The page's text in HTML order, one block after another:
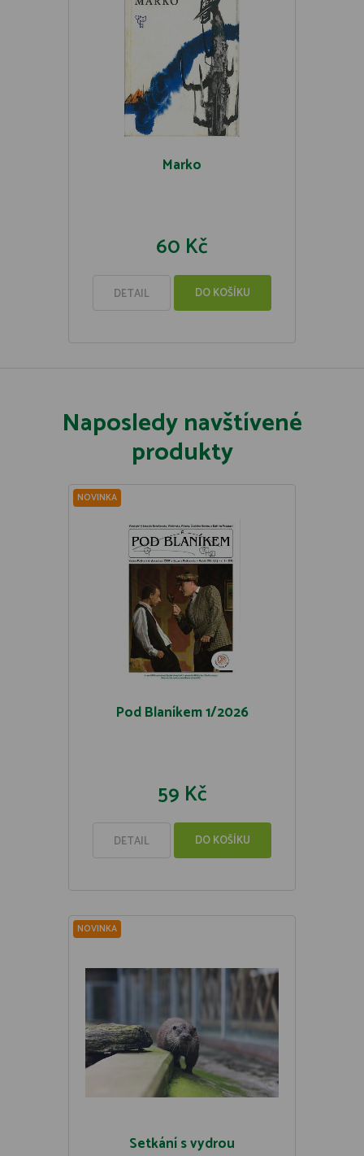
Marko
60 Kč
DETAIL DO KOŠÍKU
Naposledy navštívené
produkty
NOVINKA
Pod Blaníkem 1/2026
59 Kč
DETAIL DO KOŠÍKU
NOVINKA
Setkání s vydrou